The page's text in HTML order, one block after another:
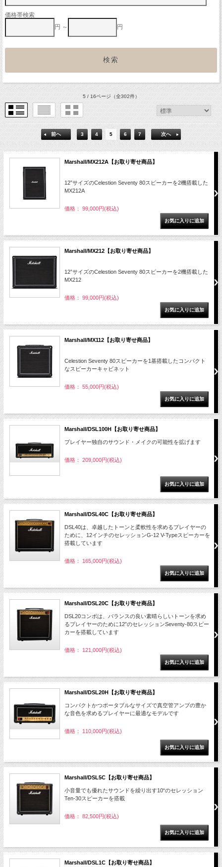
価格帯検索
円 ～
円
5 / 16ページ（全302件）
前へ 3 4 5 6 7 次へ
Marshall/MX212A【お取り寄せ商品】
12”サイズのCelestion Seventy 80スピーカーを2機搭載した
MX212A
価格： 99,000円(税込)
Marshall/MX212【お取り寄せ商品】
12”サイズのCelestion Seventy 80スピーカーを2機搭載した
MX212
価格： 99,000円(税込)
Marshall/MX112【お取り寄せ商品】
Celestion Seventy 80スピーカーを1基搭載したコンパクト
なスピーカーキャビネット
価格： 55,000円(税込)
Marshall/DSL100H【お取り寄せ商品】
プレイヤー独自のサウンド・メイクの可能性を拡げます
価格： 209,000円(税込)
Marshall/DSL40C【お取り寄せ商品】
DSL40は、卓越したトーンと柔軟性を求めるプレイヤーの
ために、12インチのセレッションG-12 V-Typeスピーカーを
搭載しています
価格： 165,000円(税込)
Marshall/DSL20C【お取り寄せ商品】
DSL20コンボは、バランスの良い素晴らしいトーンを求め
るプレイヤーのために12”のセレッションSeventy-80スピー
カーを搭載しています
価格： 121,000円(税込)
Marshall/DSL20H【お取り寄せ商品】
コンパクトかつポータブルなサイズで真空管アンプの豊か
な音色を求めるプレイヤーに最適なモデルです
価格： 110,000円(税込)
Marshall/DSL5C【お取り寄せ商品】
小音量でも優れたサウンドを繰り出す10“のセレッション
Ten-30スピーカーを搭載
価格： 82,500円(税込)
Marshall/DSL1C【お取り寄せ商品】